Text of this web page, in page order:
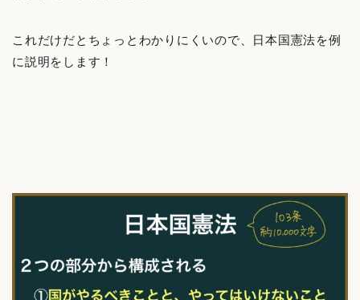
これだけだとちょっとわかりにくいので、日本国憲法を例
に説明をします！